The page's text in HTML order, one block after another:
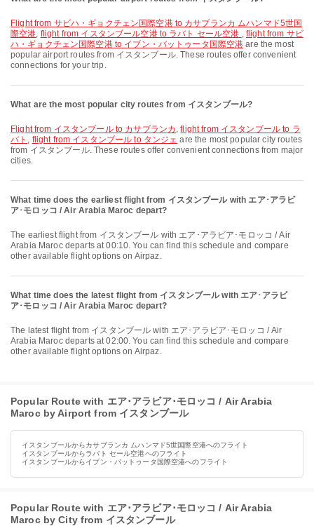
flight from サビハ・ギョクチェン国際空港 to カサブランカ ムハンマド5世国
際空港, flight from イスタンブール空港 to ラバト セール空港 , flight from サビ
ハ・ギョクチェン国際空港 to イブン・バットゥータ国際空港 are the most
popular airport routes from イスタンブール. These routes offer convenient
connections for your trip.
What are the most popular city routes from イスタンブール?
flight from イスタンブール to カサブランカ ,flight from イスタンブール to ラ
バト , flight from イスタンブール to タンジェ are the most popular city routes
from イスタンブール. These routes offer convenient connections from major
cities.
What time does the earliest flight from イスタンブール with エア･アラビ
ア･モロッコ / Air Arabia Maroc depart?
The earliest flight from イスタンブール with エア･アラビア･モロッコ / Air
Arabia Maroc departs at 00:10. You can find this schedule and compare
other available flight options on Airpaz.
What time does the latest flight from イスタンブール with エア･アラビ
ア･モロッコ / Air Arabia Maroc depart?
The latest flight from イスタンブール with エア･アラビア･モロッコ / Air
Arabia Maroc departs at 02:00. You can find this schedule and compare
other available flight options on Airpaz.
Popular Route with エア･アラビア･モロッコ / Air Arabia
Maroc by Airport from イスタンブール
イスタンブールからカサブランカ ムハンマド5世国際空港へのフライト
イスタンブールからラバト セール空港へのフライト
イスタンブールからイブン・バットゥータ国際空港へのフライト
Popular Route with エア･アラビア･モロッコ / Air Arabia
Maroc by City from イスタンブール